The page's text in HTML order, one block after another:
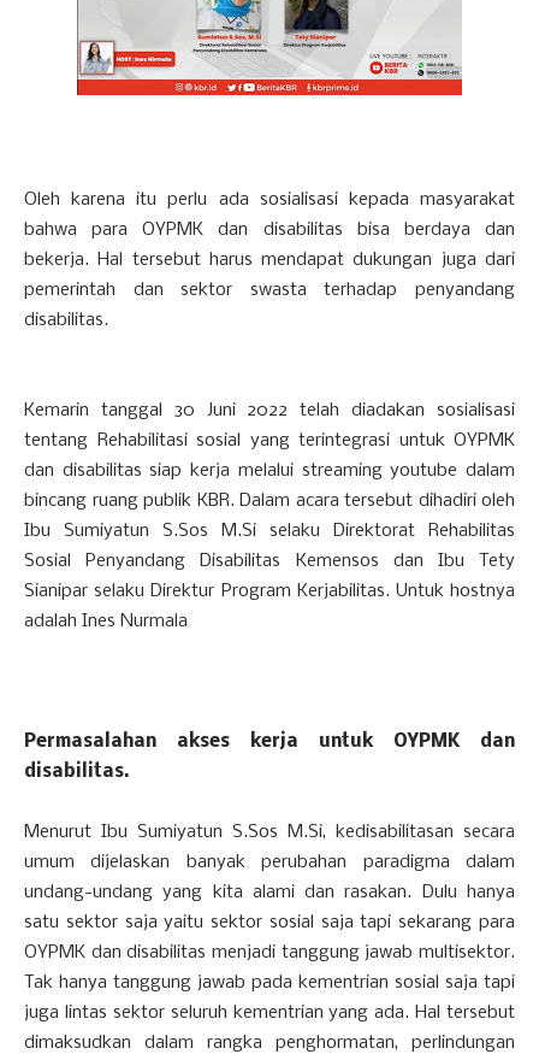
Oleh karena itu perlu ada sosialisasi kepada masyarakat
bahwa para OYPMK dan disabilitas bisa berdaya dan
bekerja. Hal tersebut harus mendapat dukungan juga dari
pemerintah dan sektor swasta terhadap penyandang
disabilitas.
Kemarin tanggal 30 Juni 2022 telah diadakan sosialisasi
tentang Rehabilitasi sosial yang terintegrasi untuk OYPMK
dan disabilitas siap kerja melalui streaming youtube dalam
bincang ruang publik KBR. Dalam acara tersebut dihadiri oleh
Ibu Sumiyatun S.Sos M.Si selaku Direktorat Rehabilitas
Sosial Penyandang Disabilitas Kemensos dan Ibu Tety
Sianipar selaku Direktur Program Kerjabilitas. Untuk hostnya
adalah Ines Nurmala
Permasalahan akses kerja untuk OYPMK dan
disabilitas.
Menurut Ibu Sumiyatun S.Sos M.Si, kedisabilitasan secara
umum dijelaskan banyak perubahan paradigma dalam
undang-undang yang kita alami dan rasakan. Dulu hanya
satu sektor saja yaitu sektor sosial saja tapi sekarang para
OYPMK dan disabilitas menjadi tanggung jawab multisektor.
Tak hanya tanggung jawab pada kementrian sosial saja tapi
juga lintas sektor seluruh kementrian yang ada. Hal tersebut
dimaksudkan dalam rangka penghormatan, perlindungan